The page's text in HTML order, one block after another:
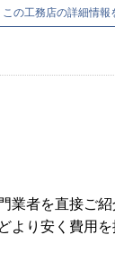
この工務店の詳細情報
業者を直接ご
より安く費用